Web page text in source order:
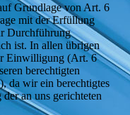
Grundlage von Art. 6
mit der Erfüllung
Durchführung
ist. In allen übrigen
Einwilligung (Art. 6
berechtigten
da wir ein berechtigtes
an uns gerichteten